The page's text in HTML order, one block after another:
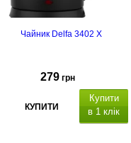
Чайник Delfa 3402 X
279 грн
КУПИТИ
Купити
в 1 клік